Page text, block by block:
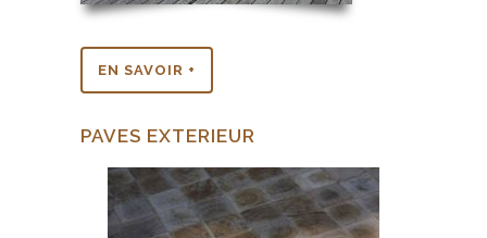
EN SAVOIR +
PAVES EXTERIEUR